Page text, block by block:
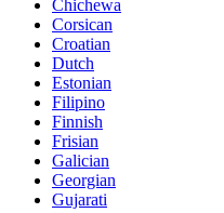
Chichewa
Corsican
Croatian
Dutch
Estonian
Filipino
Finnish
Frisian
Galician
Georgian
Gujarati